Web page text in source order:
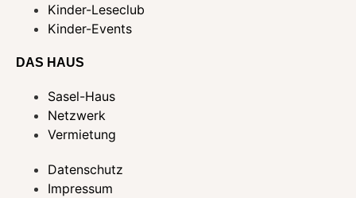
Kinder-Leseclub
Kinder-Events
DAS HAUS
Sasel-Haus
Netzwerk
Vermietung
Datenschutz
Impressum